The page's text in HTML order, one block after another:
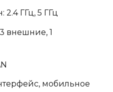
2.4 ГГц, 5 ГГц
внешние, 1
мобильное